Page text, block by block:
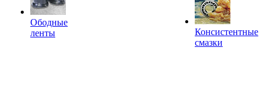
Ободные
ленты
Консистентные
смазки